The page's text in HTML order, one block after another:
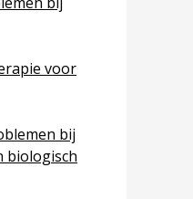
voorgedragstherapie
bij
biologisch
bij